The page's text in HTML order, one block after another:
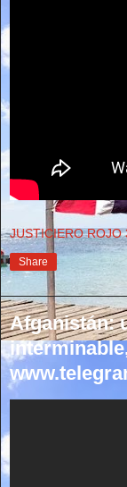
JUSTICIERO ROJO
Share
Afganistán: